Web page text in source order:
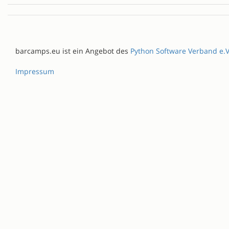
barcamps.eu ist ein Angebot des Python Software Verband
Impressum